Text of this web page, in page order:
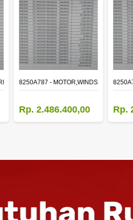
DOOR WINDOW,RH
8250A787 - MOTOR,WINDSHIELD
Rp. 2.486.400,00 Rp.